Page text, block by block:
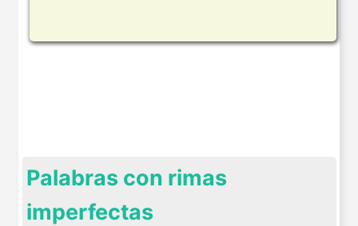
Palabras con rimas
imperfectas